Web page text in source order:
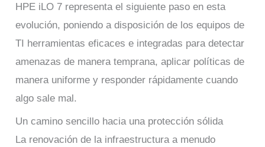
HPE iLO 7 representa el siguiente paso en esta
evolución, poniendo a disposición de los equipos de
TI herramientas eficaces e integradas para detectar
amenazas de manera temprana, aplicar políticas de
manera uniforme y responder rápidamente cuando
algo sale mal.
Un camino sencillo hacia una protección sólida
La renovación de la infraestructura a menudo